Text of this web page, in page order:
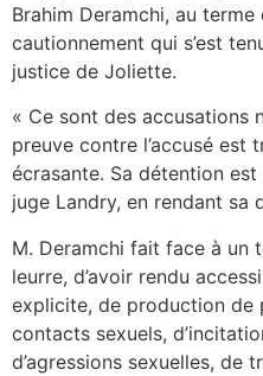
Brahim Deramchi, au terme
cautionnement qui s’est
justice de Joliette.
« Ce sont des accusations
preuve contre l’accusé est
écrasante. Sa détention
juge Landry, en rendant sa
M. Deramchi fait face à un
leurre, d’avoir rendu
explicite, de production de
contacts sexuels,
d’agressions sexuelles, de